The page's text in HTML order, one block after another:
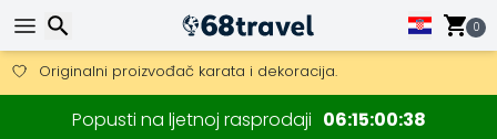
0
Mogućnost slanja DHL Expressom (dostava unutar 24 sata)
30 dana za povrat, 90 dana za drvene karte i dekoracije.
Originalni proizvođač karata i dekoracija.
Popusti na ljetnoj rasprodaji 06150038
Traži